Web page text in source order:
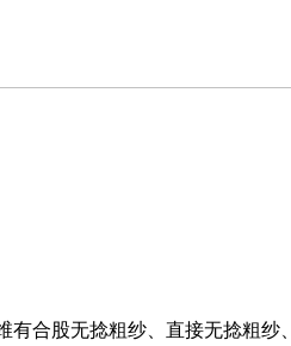
股无捻粗纱、直接无捻粗纱